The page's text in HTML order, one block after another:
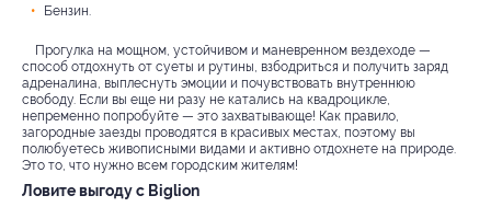
Бензин.
Прогулка на мощном, устойчивом и маневренном вездеходе —
способ отдохнуть от суеты и рутины, взбодриться и получить заряд
адреналина, выплеснуть эмоции и почувствовать внутреннюю
свободу. Если вы еще ни разу не катались на квадроцикле,
непременно попробуйте — это захватывающе! Как правило,
загородные заезды проводятся в красивых местах, поэтому вы
полюбуетесь живописными видами и активно отдохнете на природе.
Это то, что нужно всем городским жителям!
Ловите выгоду с Biglion